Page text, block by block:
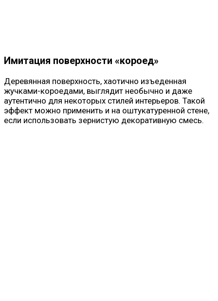
Имитация поверхности «короед»
Деревянная поверхность, хаотично изъеденная
жучками-короедами, выглядит необычно и даже
аутентично для некоторых стилей интерьеров. Такой
эффект можно применить и на оштукатуренной стене,
если использовать зернистую декоративную смесь.